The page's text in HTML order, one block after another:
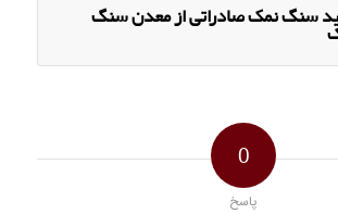
سنگ نمک صادراتی از معدن سنگ
0
پاسخ